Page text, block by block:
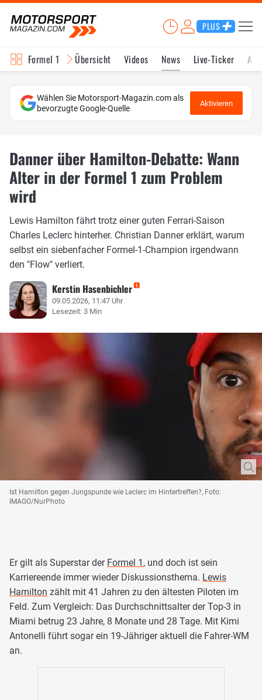
PLUS
Formel 1 Übersicht Videos News Live-Ticker
Wählen Sie Motorsport-Magazin.com als
bevorzugte Google-Quelle
Aktivieren
Danner über Hamilton-Debatte: Wann
Alter in der Formel 1 zum Problem
wird
Lewis Hamilton fährt trotz einer guten Ferrari-Saison
Charles Leclerc hinterher. Christian Danner erklärt, warum
selbst ein siebenfacher Formel-1-Champion irgendwann
den "Flow" verliert.
Kerstin Hasenbichler
09.05.2026, 11:47 Uhr
Lesezeit: 3 Min
Ist Hamilton gegen Jungspunde wie Leclerc im Hintertreffen?, Foto:
IMAGO/NurPhoto
Er gilt als Superstar der Formel 1 , und doch ist sein
Karriereende immer wieder Diskussionsthema. Lewis
Hamilton zählt mit 41 Jahren zu den ältesten Piloten im
Feld. Zum Vergleich: Das Durchschnittsalter der Top-3 in
Miami betrug 23 Jahre, 8 Monate und 28 Tage. Mit Kimi
Antonelli führt sogar ein 19-Jähriger aktuell die Fahrer-WM
an.